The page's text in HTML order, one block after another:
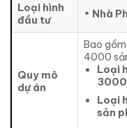
Loại hình
đầu tư
• Nhà
Quy mô
dự án
Bao gồm
4000
Loại
3000
Loại
sản